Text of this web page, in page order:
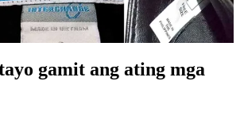
gamit ang ating mga